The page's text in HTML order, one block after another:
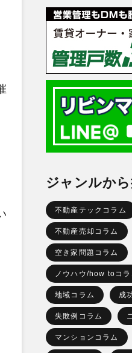
ジャンルか
不動産テックコラム
不動産売却コラム
空き家問題コラム
ノウハウ/how toコラ
地域コラム 成
失敗例コラム
マンションコラム